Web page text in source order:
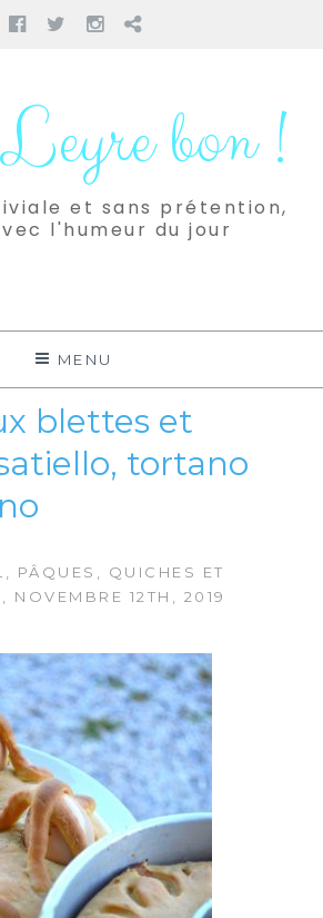
Facebook
TwitterInstagram
Pinterest
bon !
et sans prétention,
l'humeur du jour
MENU
blettes et
tortano
PÂQUES
QUICHES ET
NOVEMBRE 12TH, 2019